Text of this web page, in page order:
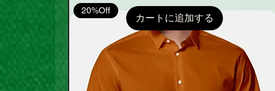
カートに追加する
20%Off